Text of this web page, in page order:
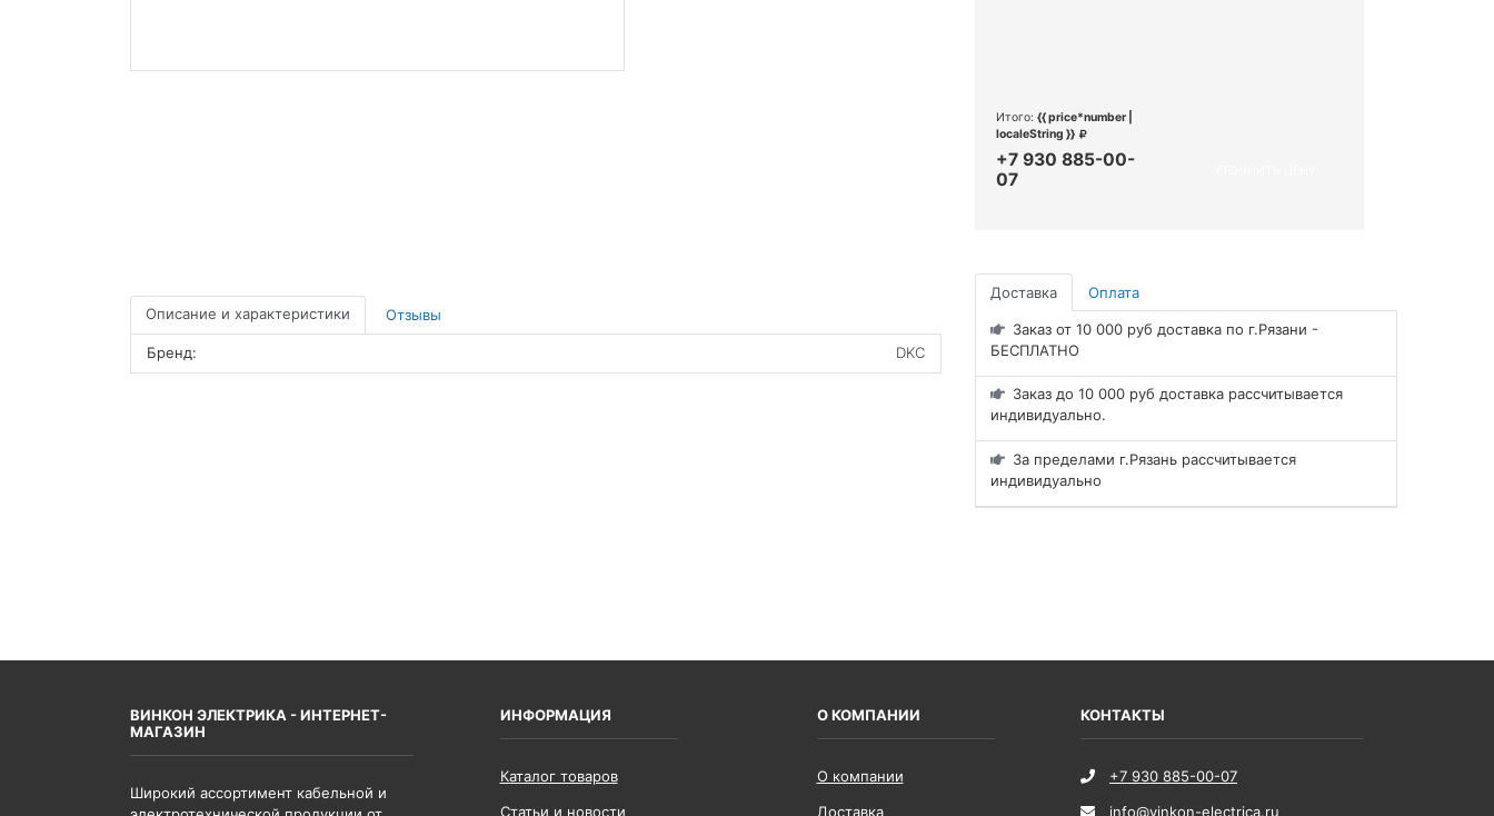
Итого: {{ price*number |
localeString }}
+7 930 885-00-
07
Доставка Оплата
Заказ от 10 000 руб доставка по г.Рязани -
БЕСПЛАТНО
Заказ до 10 000 руб доставка рассчитывается
индивидуально.
За пределами г.Рязань рассчитывается
индивидуально
Описание и характеристики Отзывы
Бренд: DKC
ВИНКОН ЭЛЕКТРИКА - ИНТЕРНЕТ-
МАГАЗИН
Широкий ассортимент кабельной и
ИНФОРМАЦИЯ
Каталог товаров
Статьи и новости
О КОМПАНИИ
О компании
Доставка
КОНТАКТЫ
+7 930 885-00-07
info@vinkon-electrica.ru